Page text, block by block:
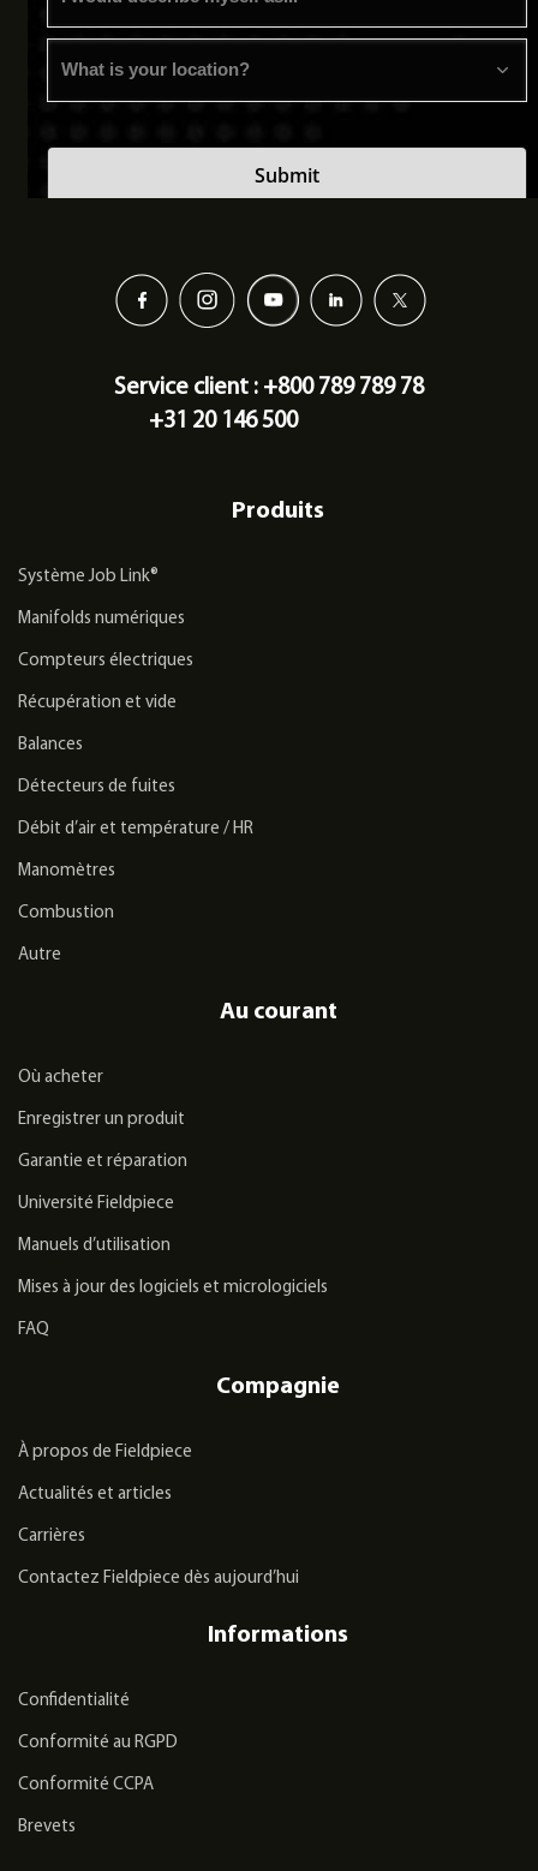
Service client : +800 789 789 78
+31 20 146 500
Produits
Système Job Link®
Manifolds numériques
Compteurs électriques
Récupération et vide
Balances
Détecteurs de fuites
Débit d’air et température / HR
Manomètres
Combustion
Autre
Au courant
Où acheter
Enregistrer un produit
Garantie et réparation
Université Fieldpiece
Manuels d’utilisation
Mises à jour des logiciels et micrologiciels
FAQ
Compagnie
À propos de Fieldpiece
Actualités et articles
Carrières
Contactez Fieldpiece dès aujourd’hui
Informations
Confidentialité
Conformité au RGPD
Conformité CCPA
Brevets